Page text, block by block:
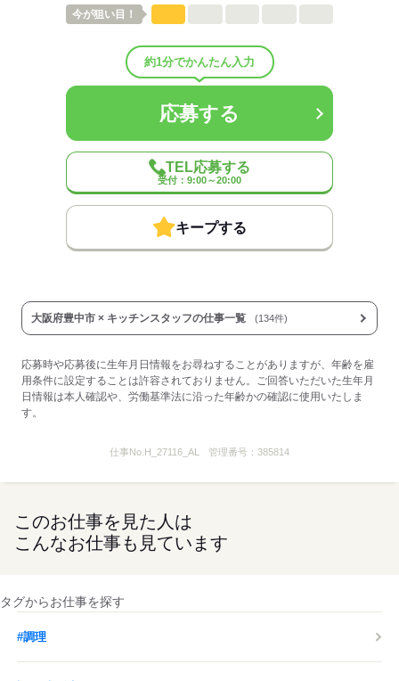
（男4：女6）
待遇・福利厚生：
◆社会保険あり
◆全店舗完全禁煙
◆副業・WワークOK
◆扶養内勤務OK
…全てのクルーを対象とした
1ヶ月を目途に、職場に溶け込めたか、
仕事に慣れたかどうかを確認します。
◆食事補助あり
…マクドナルドのメニューが
全て30％OFF！セットも単品も！
お給料日前にもらえちゃいます！
◆クルーだけの割引制度あり
…本・CDも割引で購入できる特典等
・マスクの従業員配布
今が狙い目！
約1分でかんたん入力
応募する
TEL応募する
受付：9:00～20:00
キープする
大阪府豊中市 × キッチンスタッフの仕事一覧 (134件)
応募時や応募後に生年月日情報をお尋ねすることがありますが、年齢を雇
用条件に設定することは許容されておりません。ご回答いただいた生年月
日情報は本人確認や、労働基準法に沿った年齢かの確認に使用いたしま
す。
仕事No. H_27116_AL 管理番号： 385814
このお仕事を見た人は
こんなお仕事も見ています
タグからお仕事を探す
#調理